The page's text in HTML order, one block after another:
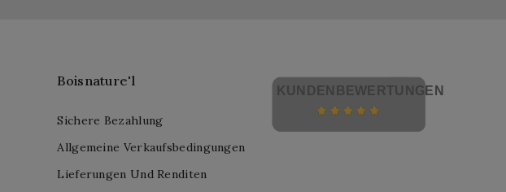
Boisnature'l
Sichere Bezahlung
Allgemeine Verkaufsbedingungen
Lieferungen Und Renditen
KUNDENBEWERTUNGEN